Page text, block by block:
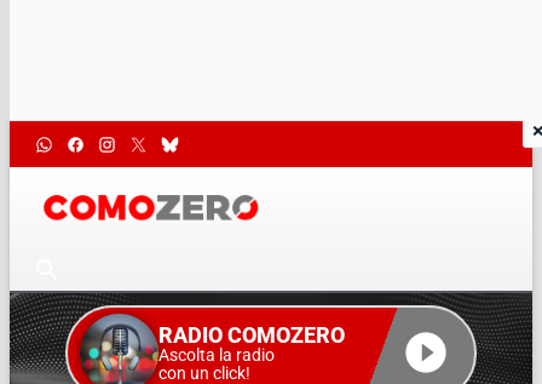
RADIO COMOZERO
Ascolta la radio
con un click!